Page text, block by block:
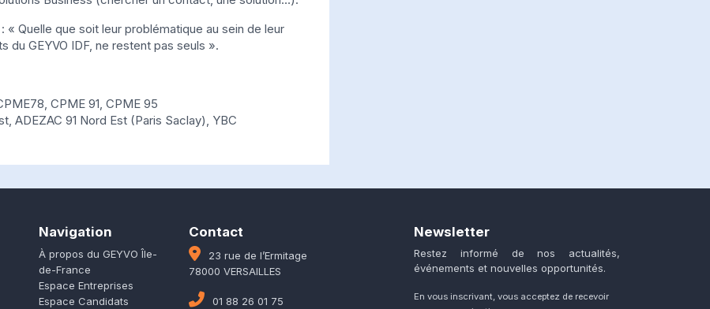
« Quelle que soit leur problématique au sein de leur
du GEYVO IDF, ne restent pas seuls ».
CPME 91, CPME 95
ADEZAC 91 Nord Est (Paris Saclay), YBC
Navigation
À propos du GEYVO Île-
de-France
Espace Entreprises
Espace Candidats
Contact
23 rue de l’Ermitage
78000 VERSAILLES
01 88 26 01 75
Newsletter
Restez informé de nos actualités,
événements et nouvelles opportunités.
En vous inscrivant, vous acceptez de recevoir